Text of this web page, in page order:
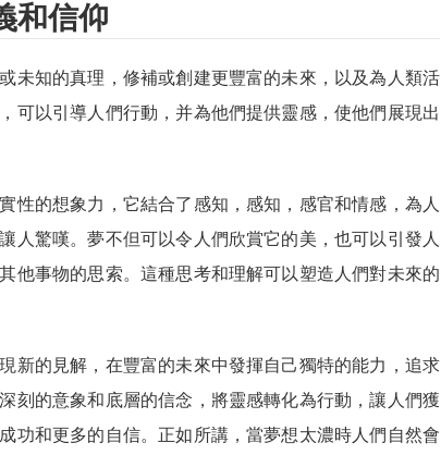
和信仰
未知的真理，修補或創建更豐富的未來，以及為人類活
可以引導人們行動，并為他們提供靈感，使他們展現出
性的想象力，它結合了感知，感知，感官和情感，為人
人驚嘆。夢不但可以令人們欣賞它的美，也可以引發人
他事物的思索。這種思考和理解可以塑造人們對未來的
新的見解，在豐富的未來中發揮自己獨特的能力，追求
刻的意象和底層的信念，將靈感轉化為行動，讓人們獲
功和更多的自信。正如所講，當夢想太濃時人們自然會